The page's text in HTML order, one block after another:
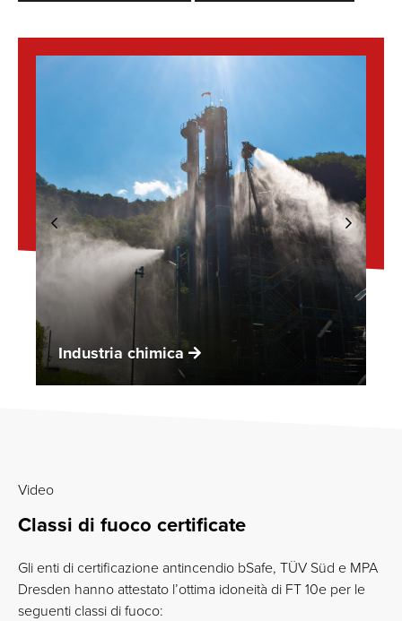
Industria chimica
Classi di fuoco certificate
Video
Gli enti di certificazione antincendio bSafe, TÜV Süd e MPA
Dresden hanno attestato l’ottima idoneità di FT 10e per le
seguenti classi di fuoco: